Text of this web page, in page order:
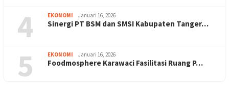
4 EKONOMI Januari 16, 2026
Sinergi PT BSM dan SMSI Kabupaten Tanger…
5 EKONOMI Januari 16, 2026
Foodmosphere Karawaci Fasilitasi Ruang P…